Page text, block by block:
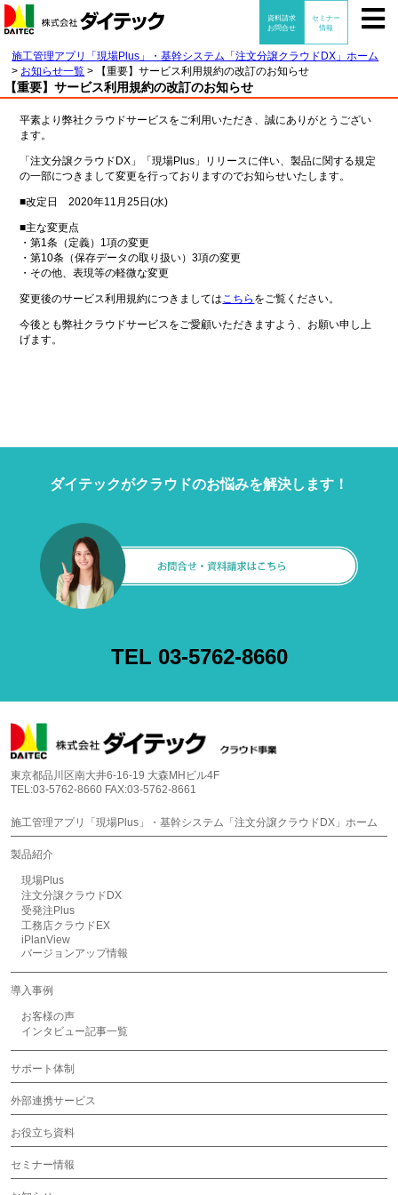
施工管理アプリ「現場Plus」・基幹システム「注文分譲クラウドDX」ホーム
> お知らせ一覧 > 【重要】サービス利用規約の改訂のお知らせ
【重要】サービス利用規約の改訂のお知らせ
平素より弊社クラウドサービスをご利用いただき、誠にありがとうござい
ます。
「注文分譲クラウドDX」「現場Plus」リリースに伴い、製品に関する規定
の一部につきまして変更を行っておりますのでお知らせいたします。
■改定日 2020年11月25日(水)
■主な変更点
・第1条（定義）1項の変更
・第10条（保存データの取り扱い）3項の変更
・その他、表現等の軽微な変更
変更後のサービス利用規約につきましてはこちら をご覧ください。
今後とも弊社クラウドサービスをご愛顧いただきますよう、お願い申し上
げます。
ダイテックがクラウドのお悩みを解決します！
TEL 03-5762-8660
東京都品川区南大井6-16-19 大森MHビル4F
TEL:03-5762-8660 FAX:03-5762-8661
施工管理アプリ「現場Plus」・基幹システム「注文分譲クラウドDX」ホーム
製品紹介
現場Plus
注文分譲クラウドDX
受発注Plus
工務店クラウドEX
iPlanView
バージョンアップ情報
導入事例
お客様の声
インタビュー記事一覧
サポート体制
外部連携サービス
お役立ち資料
セミナー情報